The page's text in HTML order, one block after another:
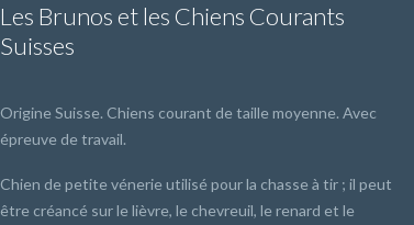
Les Brunos et les Chiens Courants
Suisses
Origine Suisse. Chiens courant de taille moyenne. Avec
épreuve de travail.
Chien de petite vénerie utilisé pour la chasse à tir ; il peut
être créancé sur le lièvre, le chevreuil, le renard et le